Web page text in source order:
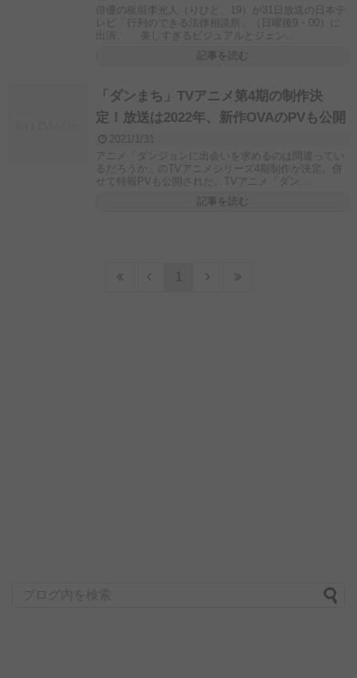
俳優の板垣李光人（りひと、19）が31日放送の日本テ
レビ「行列のできる法律相談所」（日曜後9・00）に
出演、 美しすぎるビジュアルとジェン...
記事を読む
「ダンまち」TVアニメ第4期の制作決
定！放送は2022年、新作OVAのPVも公開
2021/1/31
アニメ「ダンジョンに出会いを求めるのは間違ってい
るだろうか」のTVアニメシリーズ4期制作が決定。併
せて特報PVも公開された。TVアニメ「ダン...
記事を読む